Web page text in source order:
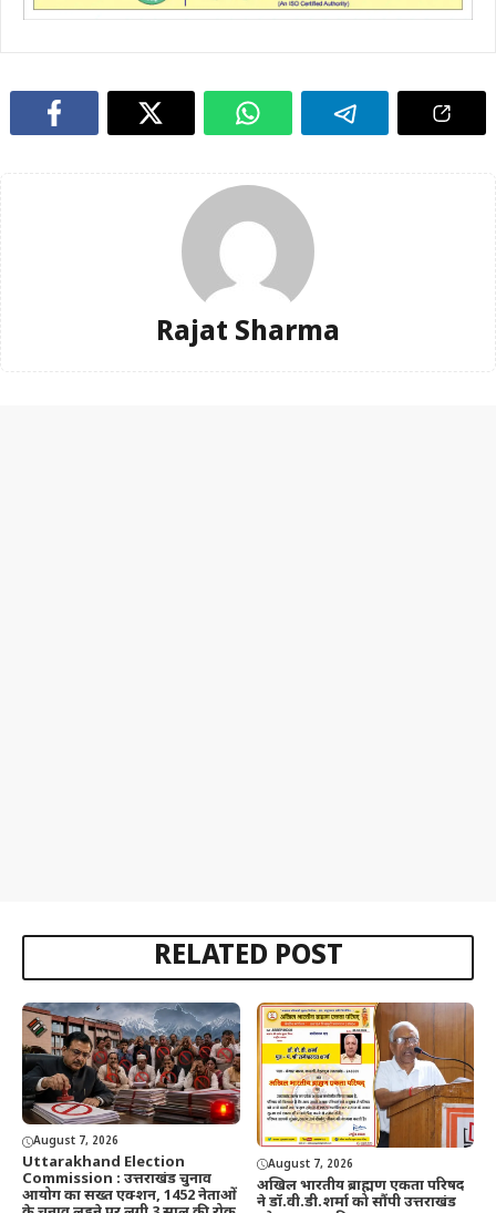
Rajat Sharma
RELATED POST
August 7, 2026
Uttarakhand Election
Commission : उत्तराखंड चुनाव
आयोग का सख्त एक्शन, 1452 नेताओं
August 7, 2026
अखिल भारतीय ब्राह्मण एकता परिषद
ने डॉ.वी.डी.शर्मा को सौंपी उत्तराखंड